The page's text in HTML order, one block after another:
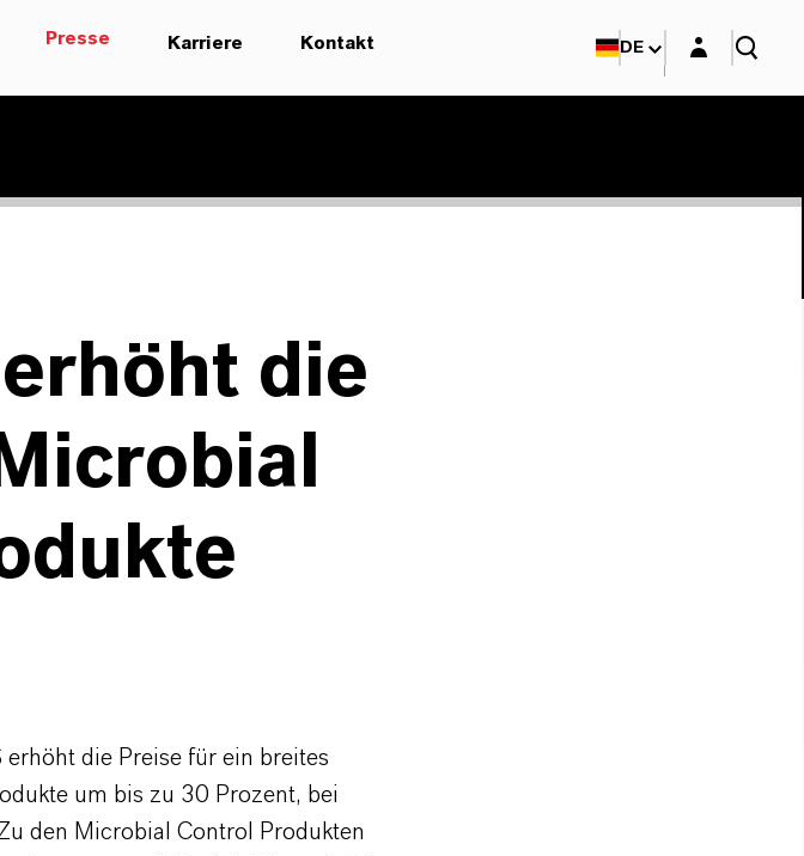
Presse Karriere Kontakt DE Login-Maske
die
die Preise für ein breites
um bis zu 30 Prozent, bei
den Microbial Control Produkten